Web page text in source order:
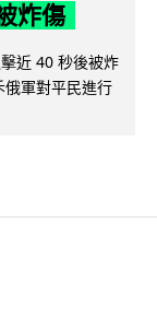
炸傷
近 40 秒後被炸
軍對平民進行